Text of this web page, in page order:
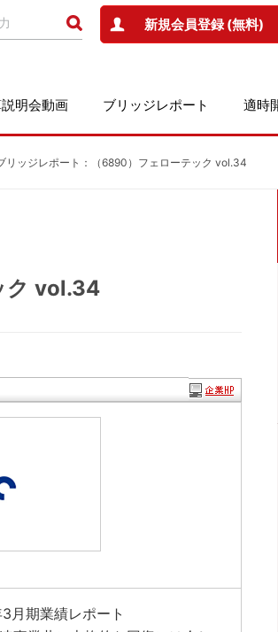
新規会員登録 (無料)
明会動画 ブリッジレポート 適時
リッジレポート：（6890）フェローテック vol.34
ク vol.34
月期業績レポート